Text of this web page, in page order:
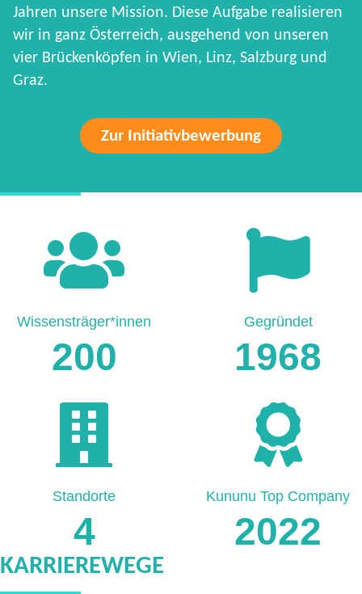
Jahren unsere Mission. Diese Aufgabe realisieren
wir in ganz Österreich, ausgehend von unseren
vier Brückenköpfen in Wien, Linz, Salzburg und
Graz.
Zur Initiativbewerbung
200
Wissensträger*innen
1968
Gegründet
4
Standorte
2022
Kununu Top Company
KARRIEREWEGE